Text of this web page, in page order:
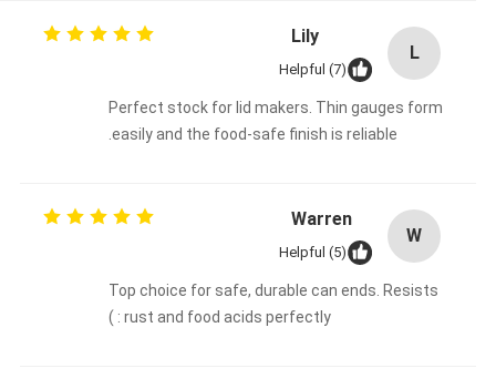
L
Lily
Helpful (7)
Perfect stock for lid makers. Thin gauges form
easily and the food-safe finish is reliable.
W
Warren
Helpful (5)
Top choice for safe, durable can ends. Resists
rust and food acids perfectly : )